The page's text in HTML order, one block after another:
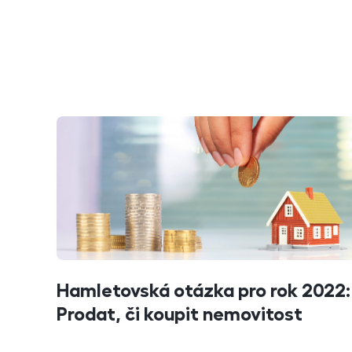
Hamletovská otázka pro rok 2022:
Prodat, či koupit nemovitost